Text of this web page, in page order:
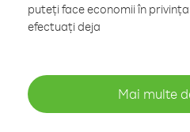
puteți face economii în
efectuați deja
Mai multe